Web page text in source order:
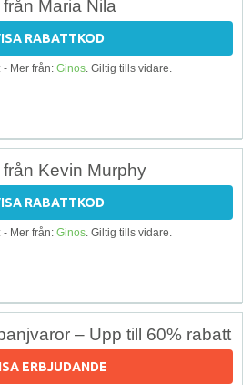
Maria Nila
RABATTKOD
- Mer från: Ginos. Giltig tills vidare.
Kevin Murphy
RABATTKOD
- Mer från: Ginos. Giltig tills vidare.
– Upp till 60% rabatt
ERBJUDANDE